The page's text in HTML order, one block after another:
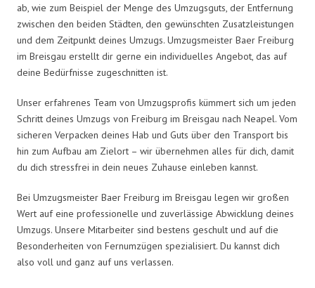
ab, wie zum Beispiel der Menge des Umzugsguts, der Entfernung
zwischen den beiden Städten, den gewünschten Zusatzleistungen
und dem Zeitpunkt deines Umzugs. Umzugsmeister Baer Freiburg
im Breisgau erstellt dir gerne ein individuelles Angebot, das auf
deine Bedürfnisse zugeschnitten ist.
Unser erfahrenes Team von Umzugsprofis kümmert sich um jeden
Schritt deines Umzugs von Freiburg im Breisgau nach Neapel. Vom
sicheren Verpacken deines Hab und Guts über den Transport bis
hin zum Aufbau am Zielort – wir übernehmen alles für dich, damit
du dich stressfrei in dein neues Zuhause einleben kannst.
Bei Umzugsmeister Baer Freiburg im Breisgau legen wir großen
Wert auf eine professionelle und zuverlässige Abwicklung deines
Umzugs. Unsere Mitarbeiter sind bestens geschult und auf die
Besonderheiten von Fernumzügen spezialisiert. Du kannst dich
also voll und ganz auf uns verlassen.